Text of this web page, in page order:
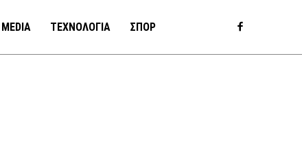
MEDIA ΤΕΧΝΟΛΟΓΙΑ ΣΠΟΡ